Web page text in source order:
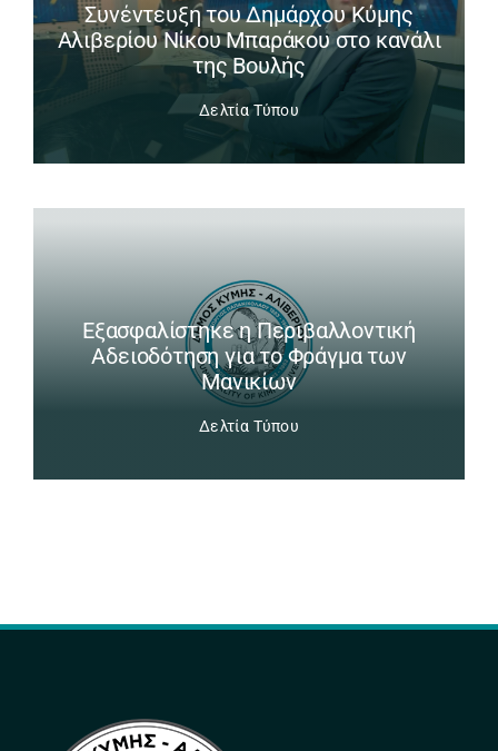
Συνέντευξη του Δημάρχου Κύμης
Αλιβερίου Νίκου Μπαράκου στο κανάλι
της Βουλής
Δελτία Τύπου
Εξασφαλίστηκε η Περιβαλλοντική
Αδειοδότηση για το Φράγμα των
Μανικίων
Δελτία Τύπου